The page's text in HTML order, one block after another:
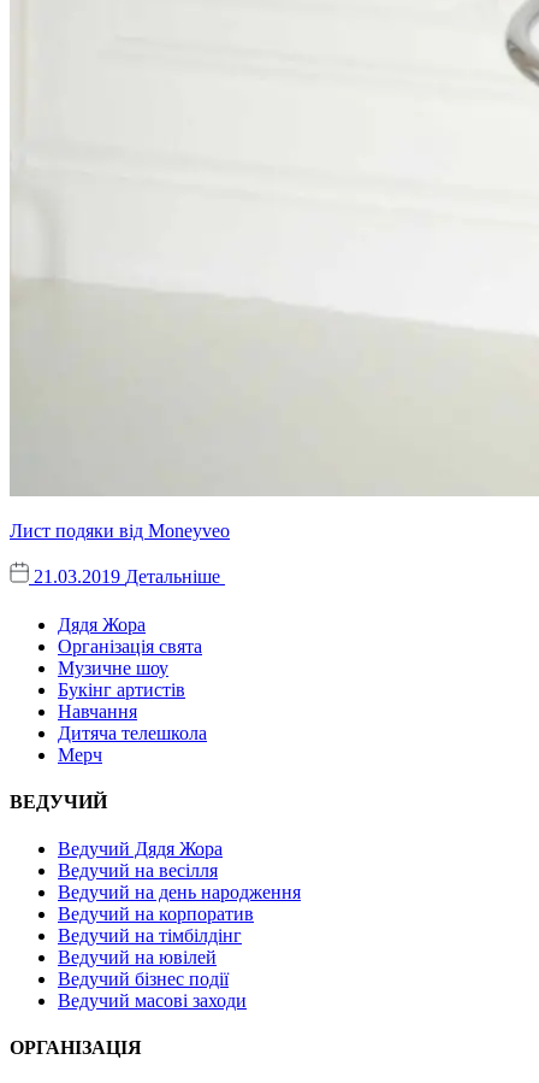
Лист подяки від Moneyveo
21.03.2019 Детальніше
Дядя Жора
Організація свята
Музичне шоу
Букінг артистів
Навчання
Дитяча телешкола
Мерч
ВЕДУЧИЙ
Ведучий Дядя Жора
Ведучий на весілля
Ведучий на день народження
Ведучий на корпоратив
Ведучий на тімбілдінг
Ведучий на ювілей
Ведучий бізнес події
Ведучий масові заходи
ОРГАНІЗАЦІЯ